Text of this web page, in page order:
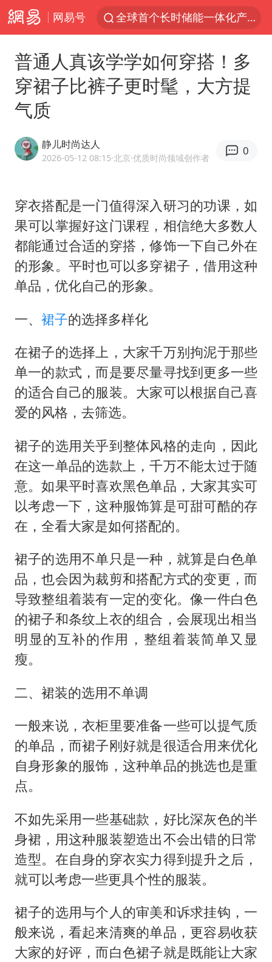
网易号
台风白海豚已进入24小时警戒线
上海：台风白海豚或将带来龙卷风
四川宜宾市高县4.9级地震致1人死亡
国乒男单横滨冠军赛全军覆没
胡彦斌获《歌手2026》歌王
胜宏科技：股票交易异常波动
美股存储板块集体大跌
东航：国内客票提前14天免费退改
胡彦斌韩磊 谁帮谁
夯实基础开新局
普通人真该学学如何穿搭！多
穿裙子比裤子更时髦，大方提
气质
静儿时尚达人
2026-05-12 08:15·北京·优质时尚领域创作者
0
穿衣搭配是一门值得深入研习的功课，如
果可以掌握好这门课程，相信绝大多数人
都能通过合适的穿搭，修饰一下自己外在
的形象。平时也可以多穿裙子，借用这种
单品，优化自己的形象。
一、 裙子的选择多样化
在裙子的选择上，大家千万别拘泥于那些
单一的款式，而是要尽量寻找到更多一些
的适合自己的服装。大家可以根据自己喜
爱的风格，去筛选。
裙子的选用关乎到整体风格的走向，因此
在这一单品的选款上，千万不能太过于随
意。如果平时喜欢黑色单品，大家其实可
以考虑一下，这种服饰算是可甜可酷的存
在，全看大家是如何搭配的。
裙子的选用不单只是一种，就算是白色单
品，也会因为裁剪和搭配方式的变更，而
导致整组着装有一定的变化。像一件白色
的裙子和条纹上衣的组合，会展现出相当
明显的互补的作用，整组着装简单又显
瘦。
二、裙装的选用不单调
一般来说，衣柜里要准备一些可以提气质
的单品，而裙子刚好就是很适合用来优化
自身形象的服饰，这种单品的挑选也是重
点。
不如先采用一些基础款，好比深灰色的半
身裙，用这种服装塑造出不会出错的日常
造型。在自身的穿衣实力得到提升之后，
就可以考虑一些更具个性的服装。
裙子的选用与个人的审美和诉求挂钩，一
般来说，看起来清爽的单品，更容易收获
大家的好评，而白色裙子就是既能让大家